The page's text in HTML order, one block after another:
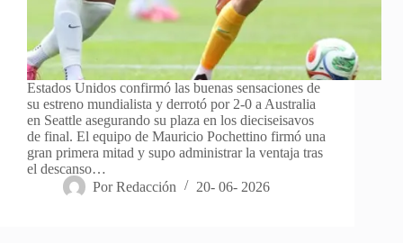
Estados Unidos confirmó las buenas sensaciones de
su estreno mundialista y derrotó por 2-0 a Australia
en Seattle asegurando su plaza en los dieciseisavos
de final. El equipo de Mauricio Pochettino firmó una
gran primera mitad y supo administrar la ventaja tras
el descanso…
Por Redacción 20- 06- 2026